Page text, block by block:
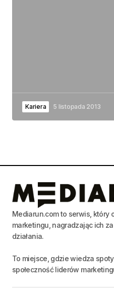
Kariera 5 listopada 2013
Mediarun.com to serwis, który
marketingu, nagradzając ich
działania.
To miejsce, gdzie wiedza
społeczność liderów